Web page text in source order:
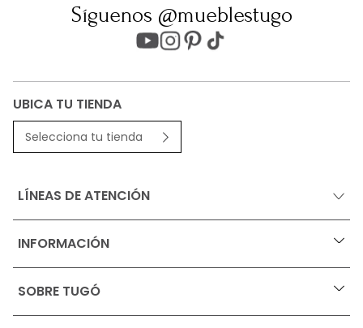
Síguenos @mueblestugo
UBICA TU TIENDA
Selecciona tu tienda
LÍNEAS DE ATENCIÓN
INFORMACIÓN +
Ofertas vigentes
Términos, condiciones y restricciones para productos
SOBRE TUGÓ +